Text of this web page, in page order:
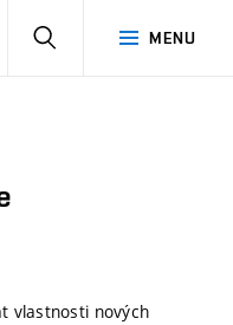
MENU
vlastnosti nových